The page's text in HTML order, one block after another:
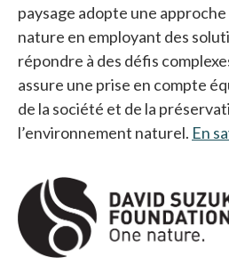
paysage adopte une
nature en employant des
répondre à des défis
assure une prise en compte
de la société et de la
l’environnement naturel. En